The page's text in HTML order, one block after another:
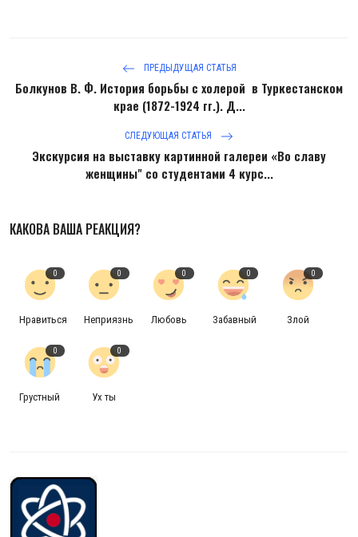
ПРЕДЫДУЩАЯ СТАТЬЯ
Болкунов В. Ф. История борьбы с холерой в Туркестанском
крае (1872-1924 гг.). Д...
СЛЕДУЮЩАЯ СТАТЬЯ
Экскурсия на выставку картинной галереи «Во славу
женщины" со студентами 4 курс...
КАКОВА ВАША РЕАКЦИЯ?
0
Нравиться
0
Неприязнь
0
Любовь
0
Забавный
0
Злой
0
Грустный
0
Ух ты